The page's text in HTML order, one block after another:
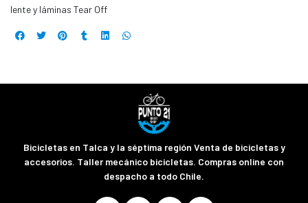
lente y láminas Tear Off
Bicicletas en Talca y la séptima región Venta de bicicletas y
accesorios. Taller mecánico bicicletas. Compras online con
despacho a todo Chile.